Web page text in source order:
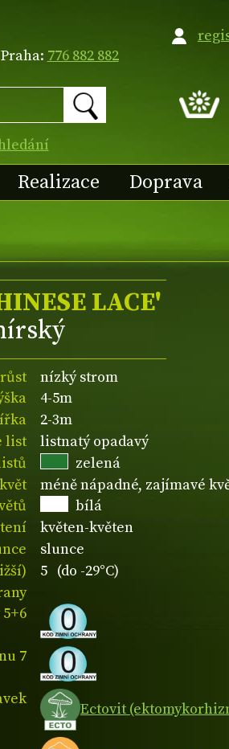
776 882 882
Realizace Doprava
LACE'
nízký strom
4-5m
2-3m
list
listnatý opadavý
zelená
méně nápadné, zajímavé
bílá
květen-květen
slunce
5 (do -29°C)
7
Ectovit